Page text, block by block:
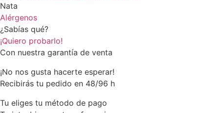
Nata
Alérgenos
¿Sabías qué?
¡Quiero probarlo!
Con nuestra garantía de venta
¡No nos gusta hacerte esperar!
Recibirás tu pedido en 48/96 h
Tu eliges tu método de pago